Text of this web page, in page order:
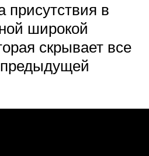
присутствия в
широкой
скрывает все